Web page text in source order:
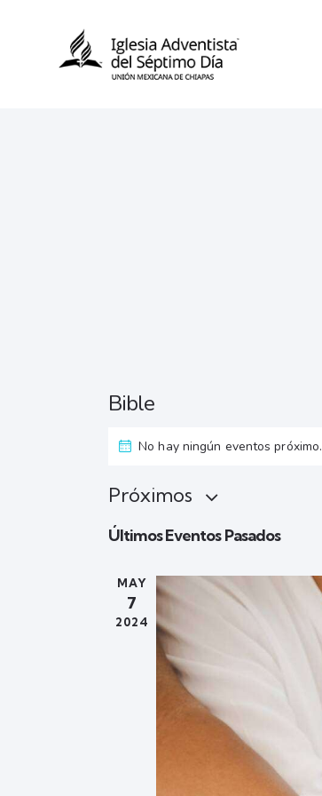
Bible
No hay ningún eventos próximo.
Próximos
S
e
Últimos Eventos Pasados
MAY
7
2024